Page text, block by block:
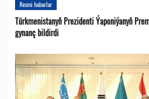
Resmi habarlar
Türkmenistanyň Prezidenti Ýaponiýanyň
gynanç bildirdi